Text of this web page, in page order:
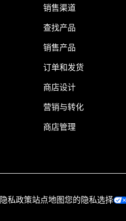
销售渠道
查找产品
销售产品
订单和发货
商店设计
营销与转化
商店管理
隐私政策站点地图您的隐私选择